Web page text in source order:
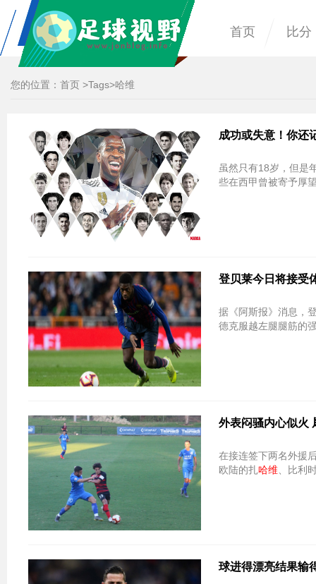
首页 比分
您的位置： 首页 >Tags>哈维
成功或失意！你还
虽然只有18岁，但是
些在西甲曾被寄予厚
登贝莱今日将接受
据《阿斯报》消息，
德克服越左腿腿筋的
外表闷骚内心似火
在接连签下两名外援
欧陆的扎哈维 、比利
球进得漂亮结果输